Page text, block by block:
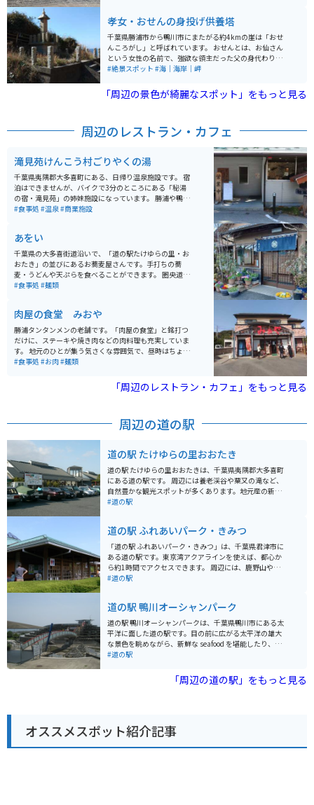
寄るのがおススメです。
孝女・おせんの身投げ供養塔
千葉県勝浦市から鴨川市にまたがる約4kmの崖は「おせ
んころがし」と呼ばれています。 おせんとは、お仙さん
という女性の名前で、強欲な領主だった父の身代わりに
なってこの崖から投げ落とされてしまったそうです。 崖
っています。そんな悲劇の舞台になった場所ですが、崖
の上から見下ろす素晴らしい眺望を楽しむことが可能で
#絶景スポット #海｜海岸｜岬
「周辺の景色が綺麗なスポット」をもっと見る
周辺のレストラン・カフェ
滝見苑けんこう村ごりやくの湯
千葉県夷隅郡大多喜町にある、日帰り温泉施設です。 宿
泊はできませんが、バイクで3分のところにある「秘湯
の宿・滝見苑」の姉妹施設になっています。 勝浦や鴨川
からバイクで30分ほどの距離ですが、秘湯という表現が
しむこともできます。
#食事処 #温泉 #商業施設
あをい
千葉県の大多喜街道沿いで、「道の駅たけゆらの里・お
おたき」の並びにあるお蕎麦屋さんです。手打ちの蕎
麦・うどんや天ぷらを食べることができます。 圏央道・
市原鶴舞インターと勝浦市街のちょうど中間ぐらいにあ
ます。隣にファミリーマートがあるので、ランチ休憩つ
いでに買い物もしたい時など便利です。
#食事処 #麺類
肉屋の食堂 みおや
勝浦タンタンメンの老舗です。「肉屋の食堂」と銘打つ
だけに、ステーキや焼き肉などの肉料理も充実していま
す。 地元のひとが集う気さくな雰囲気で、昼時はちょっ
と混みます。子連れで訪れる家族なども多く、店内は賑
#食事処 #お肉#麺類
「周辺のレストラン・カフェ」をもっと見る
周辺の道の駅
道の駅 たけゆらの里おおたき
道の駅 たけゆらの里おおたきは、千葉県夷隅郡大多喜町
にある道の駅です。 周辺には養老渓谷や粟又の滝など、
自然豊かな観光スポットが多くあります。地元産の新鮮
な野菜や果物が並ぶ農産物直売所や、大多喜町の名産品
す。養老渓谷周辺はワインディングロードも続くので、
ツーリングにも最適なエリアです。 春にはたけのこ、秋
には栗など、四季折々の味覚も楽しむことができます。
また、大多喜町は「いすみ鉄道」も有名なので、合わせ
て観光するのもおすすめです。
#道の駅
道の駅 ふれあいパーク・きみつ
「道の駅 ふれあいパーク・きみつ」は、千葉県君津市に
ある道の駅です。東京湾アクアラインを使えば、都心か
ら約1時間でアクセスできます。 周辺には、鹿野山やマ
ザー牧場、濃溝の滝など、自然豊かな観光スポットがた
道の駅には、地元の新鮮な農産物が販売されているほ
か、レストランでは君津産の食材を使った料理を楽しむ
ことができます。名物は、竹炭を使った真っ黒なソフト
クリーム「竹炭ソフト」です。 また、併設されている
「君津ふるさと物産館」では、君津市や周辺地域の特産
品を販売しています。
#道の駅
道の駅 鴨川オーシャンパーク
道の駅 鴨川オーシャンパークは、千葉県鴨川市にある太
平洋に面した道の駅です。目の前に広がる太平洋の雄大
な景色を眺めながら、新鮮な seafood を堪能したり、地
元の特産品を購入したりできます。 施設内には、レスト
元の新鮮な食材や特産品が充実しています。特に、伊勢
海老やサザエなどの新鮮な seafood はおすすめです。レ
望できる展望台は、ツーリングの休憩スポットとしても
最適です。周辺には、鴨川シーワールドや鋸山など、観
光スポットも点在しているので、観光の拠点としても便
#道の駅
「周辺の道の駅」をもっと見る
オススメスポット紹介記事